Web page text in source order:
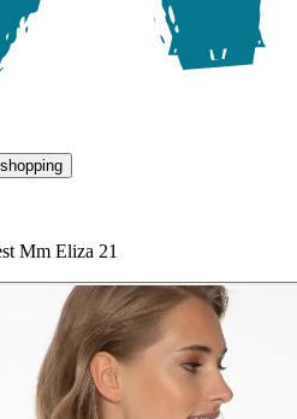
Mm Eliza 21